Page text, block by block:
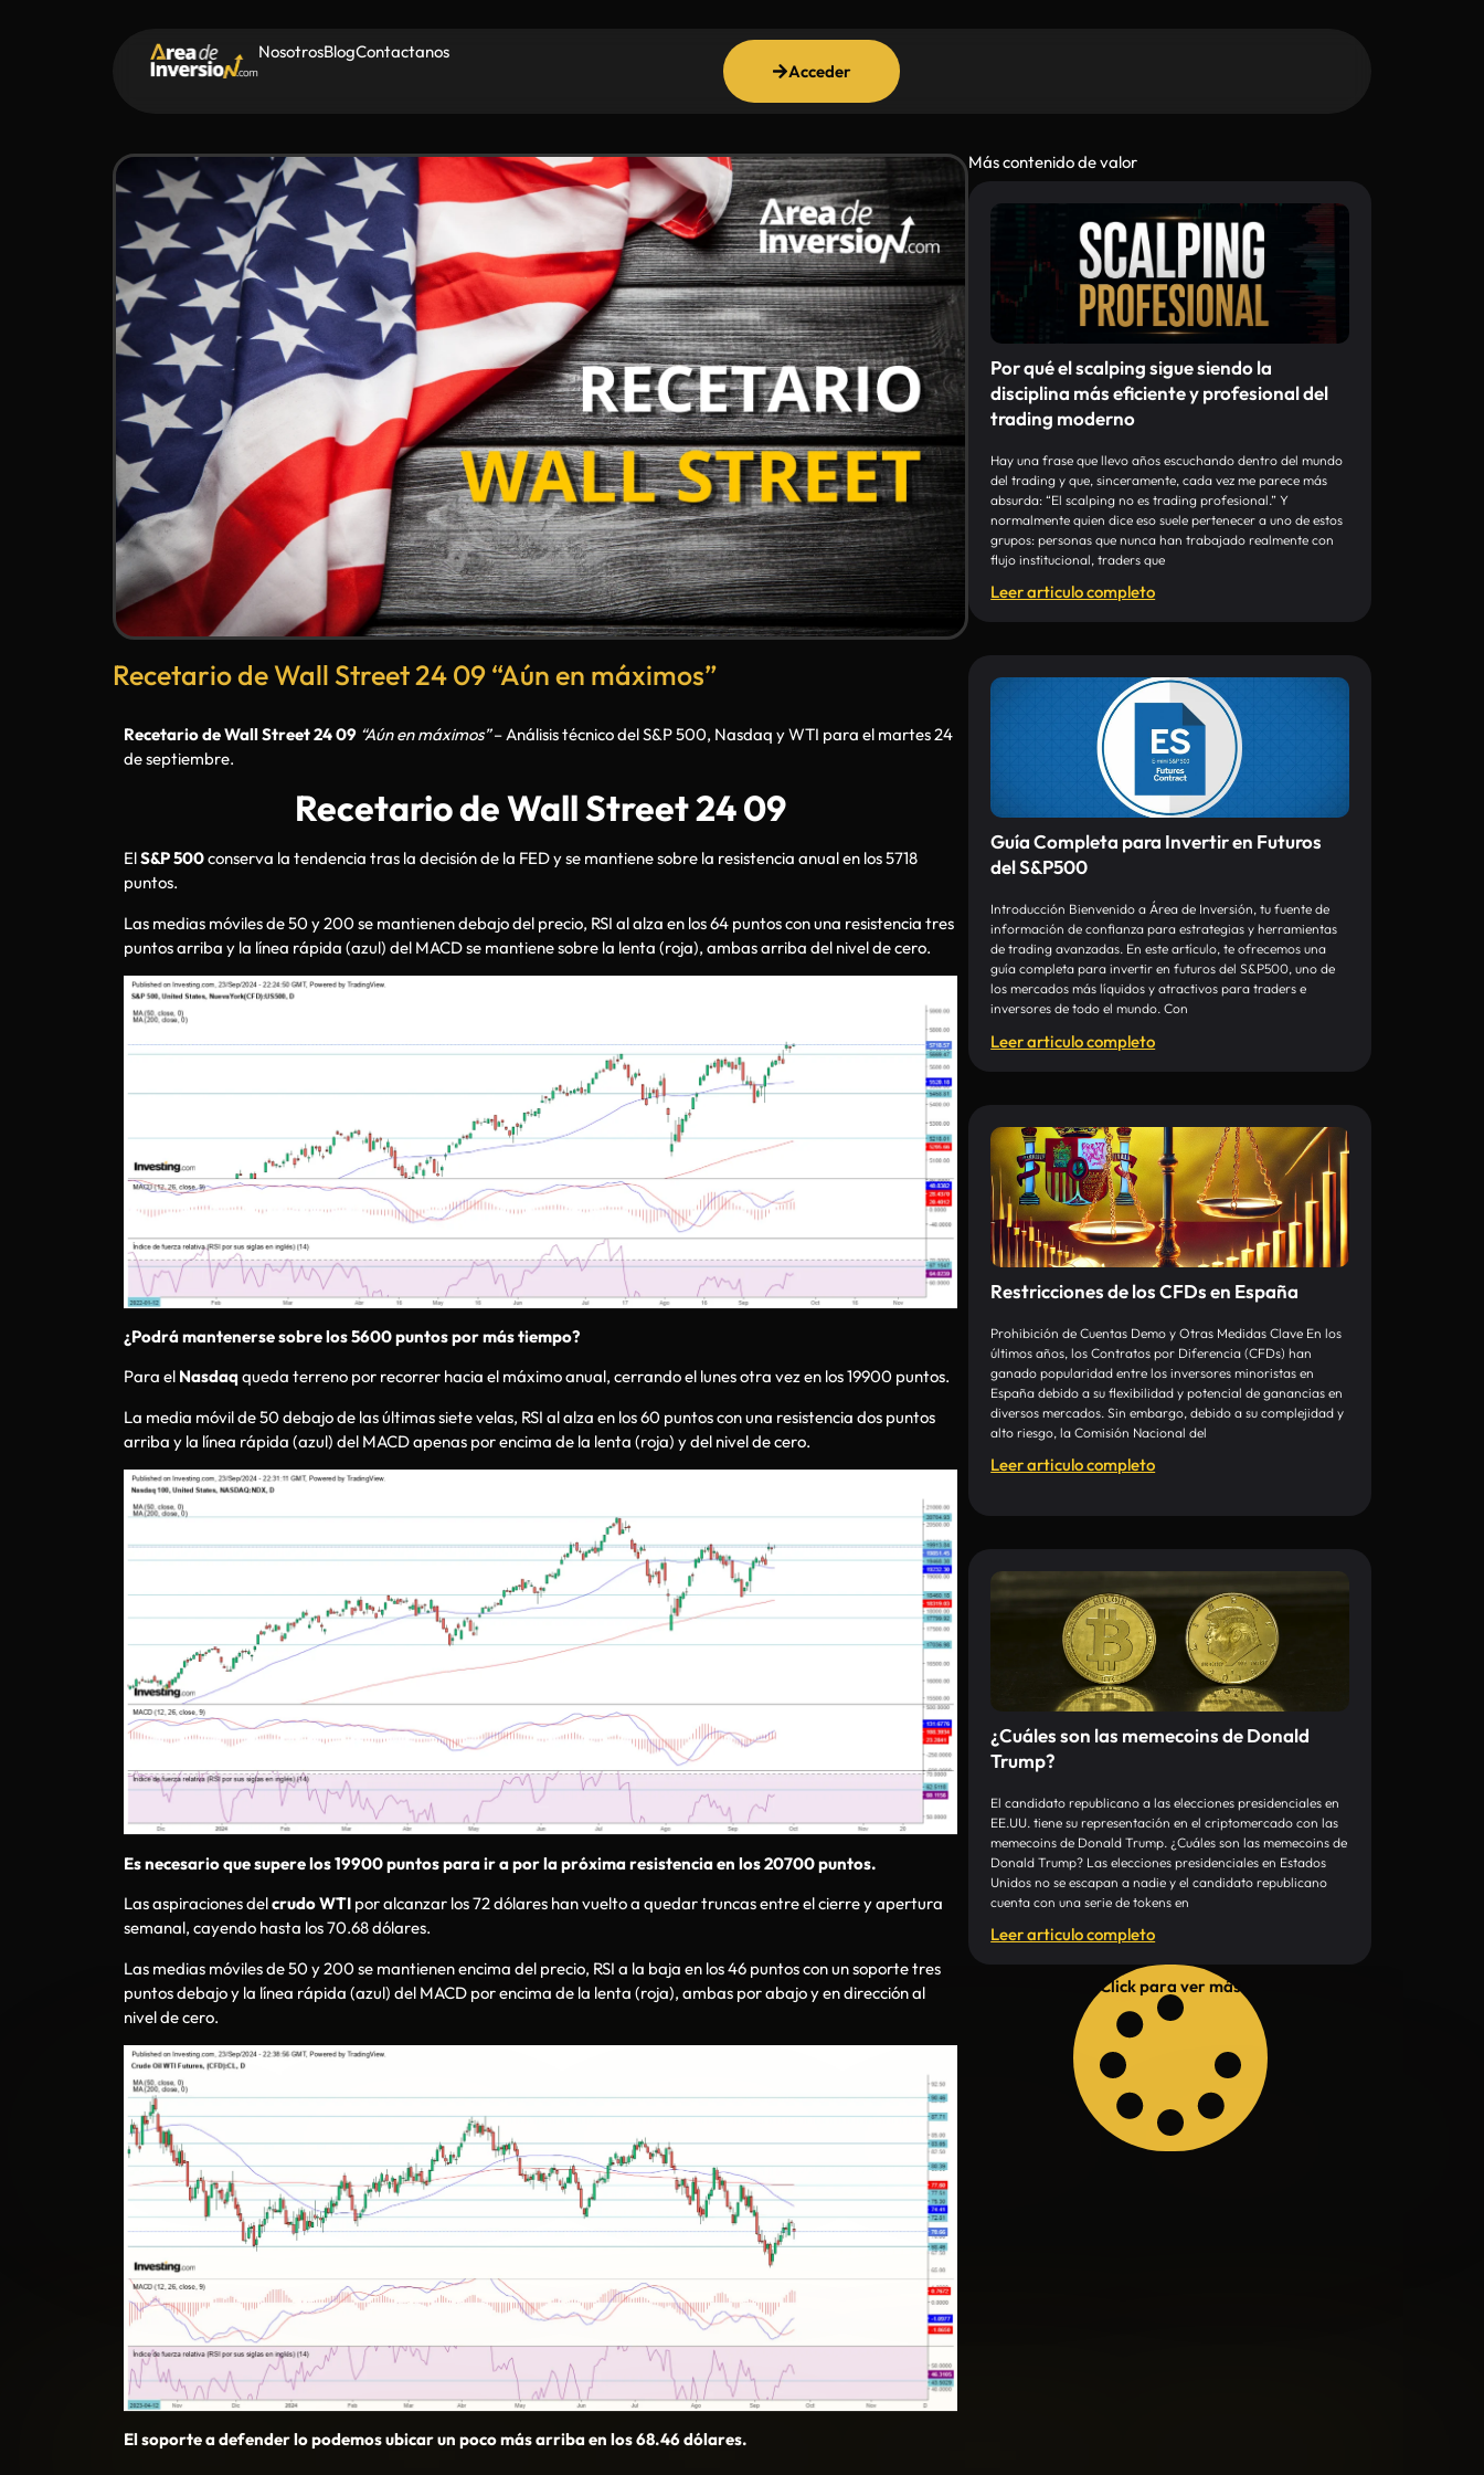
NosotrosBlogContactanos
Acceder
Recetario de Wall Street 24 09 “Aún en máximos”
Recetario de Wall Street 24 09 “Aún en máximos”– Análisis técnico del S&P 500, Nasdaq y WTI para el martes 24
de septiembre.
Recetario de Wall Street 24 09
ElS&P 500conserva la tendencia tras la decisión de la FED y se mantiene sobre la resistencia anual en los 5718
puntos.
Las medias móviles de 50 y 200 se mantienen debajo del precio, RSI al alza en los 64 puntos con una resistencia tres
puntos arriba y la línea rápida (azul) del MACD se mantiene sobre la lenta (roja), ambas arriba del nivel de cero.
¿Podrá mantenerse sobre los 5600 puntos por más tiempo?
Para el Nasdaqqueda terreno por recorrer hacia el máximo anual, cerrando el lunes otra vez en los 19900 puntos.
La media móvil de 50 debajo de las últimas siete velas, RSI al alza en los 60 puntos con una resistencia dos puntos
arriba y la línea rápida (azul) del MACD apenas por encima de la lenta (roja) y del nivel de cero.
Es necesario que supere los 19900 puntos para ir a por la próxima resistencia en los 20700 puntos.
Las aspiraciones delcrudo WTI por alcanzar los 72 dólares han vuelto a quedar truncas entre el cierre y apertura
semanal, cayendo hasta los 70.68 dólares.
Las medias móviles de 50 y 200 se mantienen encima del precio, RSI a la baja en los 46 puntos con un soporte tres
puntos debajo y la línea rápida (azul) del MACD por encima de la lenta (roja), ambas por abajo y en dirección al
nivel de cero.
El soporte a defender lo podemos ubicar un poco más arriba en los 68.46 dólares.
Más contenido de valor
Por qué el scalping sigue siendo la
disciplina más eficiente y profesional del
trading moderno
Hay una frase que llevo años escuchando dentro del mundo
del trading y que, sinceramente, cada vez me parece más
absurda: “El scalping no es trading profesional.” Y
normalmente quien dice eso suele pertenecer a uno de estos
grupos: personas que nunca han trabajado realmente con
flujo institucional, traders que
Leer articulo completo
Guía Completa para Invertir en Futuros
del S&P500
Introducción Bienvenido a Área de Inversión, tu fuente de
información de confianza para estrategias y herramientas
de trading avanzadas. En este artículo, te ofrecemos una
guía completa para invertir en futuros del S&P500, uno de
los mercados más líquidos y atractivos para traders e
inversores de todo el mundo. Con
Leer articulo completo
Restricciones de los CFDs en España
Prohibición de Cuentas Demo y Otras Medidas Clave En los
últimos años, los Contratos por Diferencia (CFDs) han
ganado popularidad entre los inversores minoristas en
España debido a su flexibilidad y potencial de ganancias en
diversos mercados. Sin embargo, debido a su complejidad y
alto riesgo, la Comisión Nacional del
Leer articulo completo
¿Cuáles son las memecoins de Donald
Trump?
El candidato republicano a las elecciones presidenciales en
EE.UU. tiene su representación en el criptomercado con las
memecoins de Donald Trump. ¿Cuáles son las memecoins de
Donald Trump? Las elecciones presidenciales en Estados
Unidos no se escapan a nadie y el candidato republicano
cuenta con una serie de tokens en
Leer articulo completo
Click para ver más